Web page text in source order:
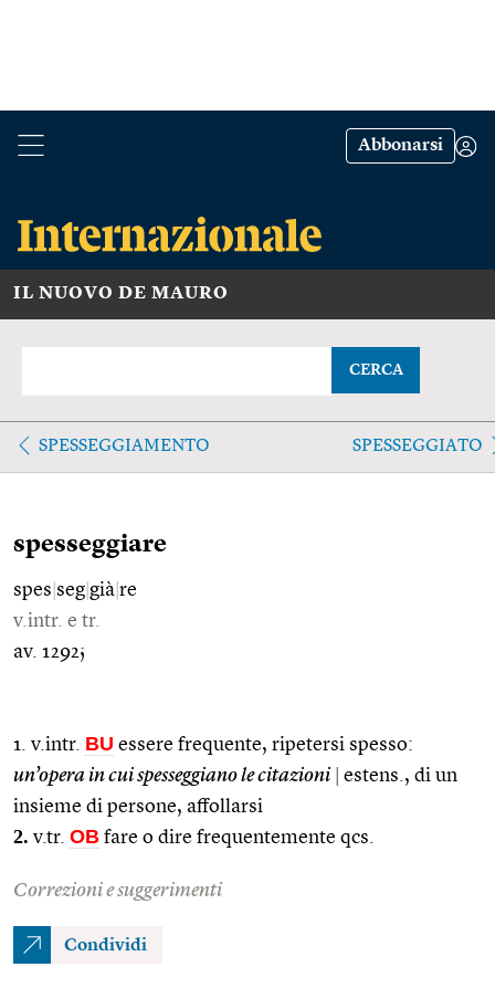
Abbonarsi
IL NUOVO DE MAURO
CERCA
SPESSEGGIAMENTO SPESSEGGIATO
spesseggiare
spes seg già re
v.intr. e tr.
av. 1292;
1. v.intr. BU essere frequente, ripetersi spesso:
un’opera in cui spesseggiano le citazioni
estens., di un
insieme di persone, affollarsi
2. v.tr. OB fare o dire frequentemente qcs.
Correzioni e suggerimenti
Condividi